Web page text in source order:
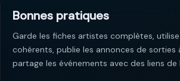
Bonnes pratiques
Garde les fiches artistes complètes,
cohérents, publie les annonces de sorties
partage les événements avec des liens